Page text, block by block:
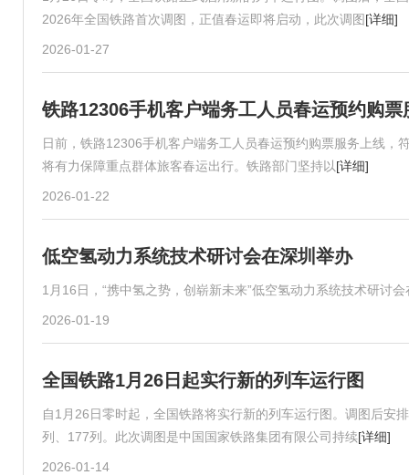
2026年全国铁路首次调图，正值春运即将启动，此次调图[详细]
2026-01-27
铁路12306手机客户端务工人员春运预约购票
日前，铁路12306手机客户端务工人员春运预约购票服务上线
将有力保障重点群体旅客春运出行。铁路部门坚持以[详细]
2026-01-22
低空氢动力系统技术研讨会在深圳举办
1月16日，“携中氢之势，创崭新未来”低空氢动力系统技术研讨
2026-01-19
全国铁路1月26日起实行新的列车运行图
自1月26日零时起，全国铁路将实行新的列车运行图。调图后安
列、177列。此次调图是中国国家铁路集团有限公司持续[详细]
2026-01-14